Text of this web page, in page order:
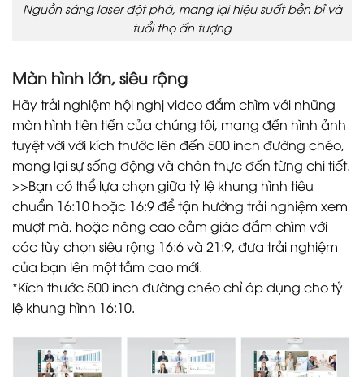
Nguồn sáng laser đột phá, mang lại hiệu suất bền bỉ và
tuổi thọ ấn tượng
Màn hình lớn, siêu rộng
Hãy trải nghiệm hội nghị video đắm chìm với những
màn hình tiên tiến của chúng tôi, mang đến hình ảnh
tuyệt vời với kích thước lên đến 500 inch đường chéo,
mang lại sự sống động và chân thực đến từng chi tiết.
>>Bạn có thể lựa chọn giữa tỷ lệ khung hình tiêu
chuẩn 16:10 hoặc 16:9 để tận hưởng trải nghiệm xem
mượt mà, hoặc nâng cao cảm giác đắm chìm với
các tùy chọn siêu rộng 16:6 và 21:9, đưa trải nghiệm
của bạn lên một tầm cao mới.
*Kích thước 500 inch đường chéo chỉ áp dụng cho tỷ
lệ khung hình 16:10.